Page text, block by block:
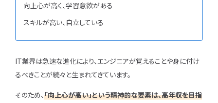
向上心が高く、学習意欲がある
スキルが高い、自立している
IT業界は急速な進化により、エンジニアが覚えることや身に付け
るべきことが続々と生まれてきています。
そのため、「向上心が高い」という精神的な要素は、高年収を目指